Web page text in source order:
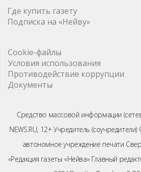
Где купить газету
Подписка на «Нейву»
Cookie-файлы
Условия использования
Противодействие коррупции
Документы
Средство массовой информации
NEWS.RU, 12+ Учредитель
автономное учреждение печати
«Редакция газеты «Нейва» Главный